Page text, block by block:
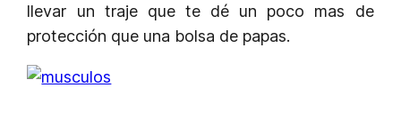
llevar un traje que te dé un poco mas de
protección que una bolsa de papas.